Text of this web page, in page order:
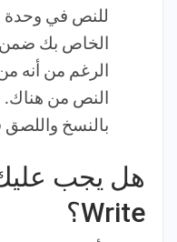
للنص في وحدة
الخاص بك ضمن
الرغم من أنه
النص من هناك.
بالنسخ
Write؟